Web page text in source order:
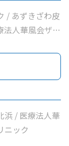
/ あずきざわ皮
法人華風会ザ・
浜 / 医療法人華
ニック